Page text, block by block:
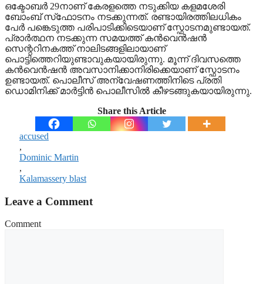
ഒക്ടോബർ 29നാണ് കേരളത്തെ നടുക്കിയ കളമശേരി
ബോംബ് സ്‌ഫോടനം നടക്കുന്നത്. രണ്ടായിരത്തിലധികം
പേർ പങ്കെടുത്ത പരിപാടിക്കിടെയാണ് സ്ഫോടനമുണ്ടായത്.
പ്രാർത്ഥന നടക്കുന്ന സമയത്ത് കൻവെൻഷൻ
സെന്ററിനകത്ത് നാലിടങ്ങളിലായാണ്
പൊട്ടിത്തെറിയുണ്ടാവുകയായിരുന്നു. മൂന്ന് ദിവസത്തെ
കൻവെൻഷൻ അവസാനിക്കാനിരിക്കെയാണ് സ്ഫോടനം
ഉണ്ടായത്. പൊലീസ് അന്വേഷണത്തിനിടെ പ്രതി
ഡൊമിനിക്ക് മാർട്ടിൻ പൊലീസിൽ കീഴടങ്ങുകയായിരുന്നു.
Share this Article
accused
,
Dominic Martin
,
Kalamassery blast
Leave a Comment
Comment